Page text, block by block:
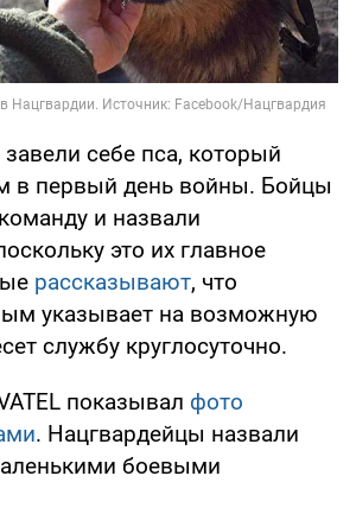
себе пса, который
в первый день войны. Бойцы
и назвали
это их главное
рассказывают, что
указывает на возможную
службу круглосуточно.
показывал фото
. Нацгвардейцы назвали
боевыми